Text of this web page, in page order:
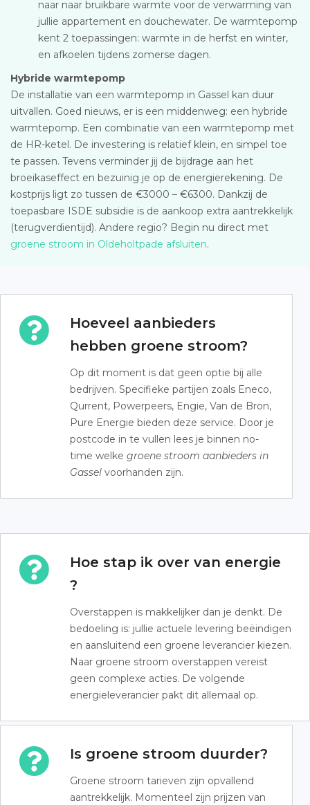
naar naar bruikbare warmte voor de verwarming van
jullie appartement en douchewater. De warmtepomp
kent 2 toepassingen: warmte in de herfst en winter,
en afkoelen tijdens zomerse dagen.
Hybride warmtepomp
De installatie van een warmtepomp in Gassel kan duur
uitvallen. Goed nieuws, er is een middenweg: een hybride
warmtepomp. Een combinatie van een warmtepomp met
de HR-ketel. De investering is relatief klein, en simpel toe
te passen. Tevens verminder jij de bijdrage aan het
broeikaseffect en bezuinig je op de energierekening. De
kostprijs ligt zo tussen de €3000 – €6300. Dankzij de
toepasbare ISDE subsidie is de aankoop extra aantrekkelijk
(terugverdientijd). Andere regio? Begin nu direct met
groene stroom in Oldeholtpade afsluiten.
Hoeveel aanbieders
hebben groene stroom?
Op dit moment is dat geen optie bij alle
bedrijven. Specifieke partijen zoals Eneco,
Qurrent, Powerpeers, Engie, Van de Bron,
Pure Energie bieden deze service. Door je
postcode in te vullen lees je binnen no-
time welke groene stroom aanbieders in
Gassel voorhanden zijn.
Hoe stap ik over van energie
?
Overstappen is makkelijker dan je denkt. De
bedoeling is: jullie actuele levering beëindigen
en aansluitend een groene leverancier kiezen.
Naar groene stroom overstappen vereist
geen complexe acties. De volgende
energieleverancier pakt dit allemaal op.
Is groene stroom duurder?
Groene stroom tarieven zijn opvallend
aantrekkelijk. Momenteel zijn prijzen van